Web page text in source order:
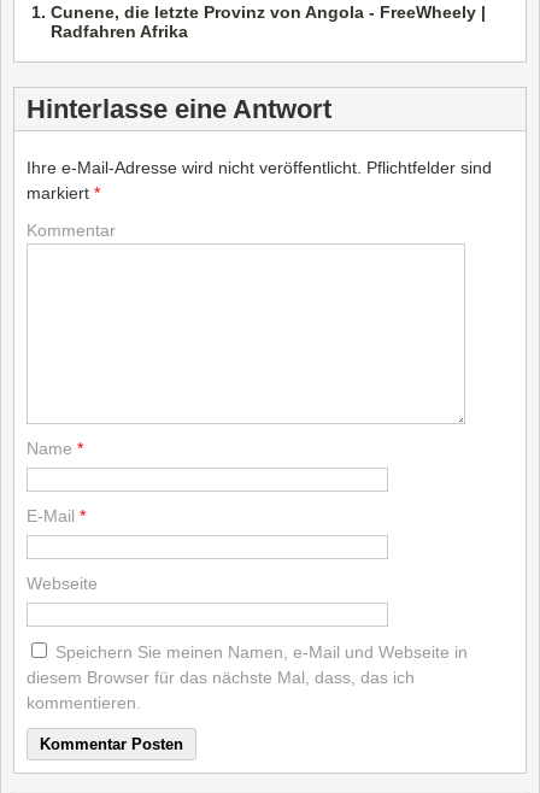
Cunene, die letzte Provinz von Angola - FreeWheely |
Radfahren Afrika
Hinterlasse eine Antwort
Ihre e-Mail-Adresse wird nicht veröffentlicht. Pflichtfelder sind
markiert *
Kommentar
Name *
E-Mail *
Webseite
Speichern Sie meinen Namen, e-Mail und Webseite in
diesem Browser für das nächste Mal, dass, das ich
kommentieren.